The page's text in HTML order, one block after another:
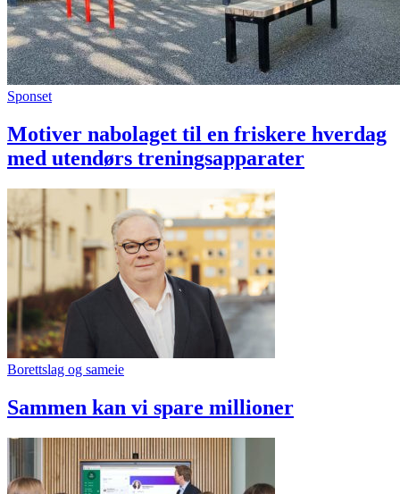
Sponset
Motiver nabolaget til en friskere hverdag
med utendørs treningsapparater
Borettslag og sameie
Sammen kan vi spare millioner